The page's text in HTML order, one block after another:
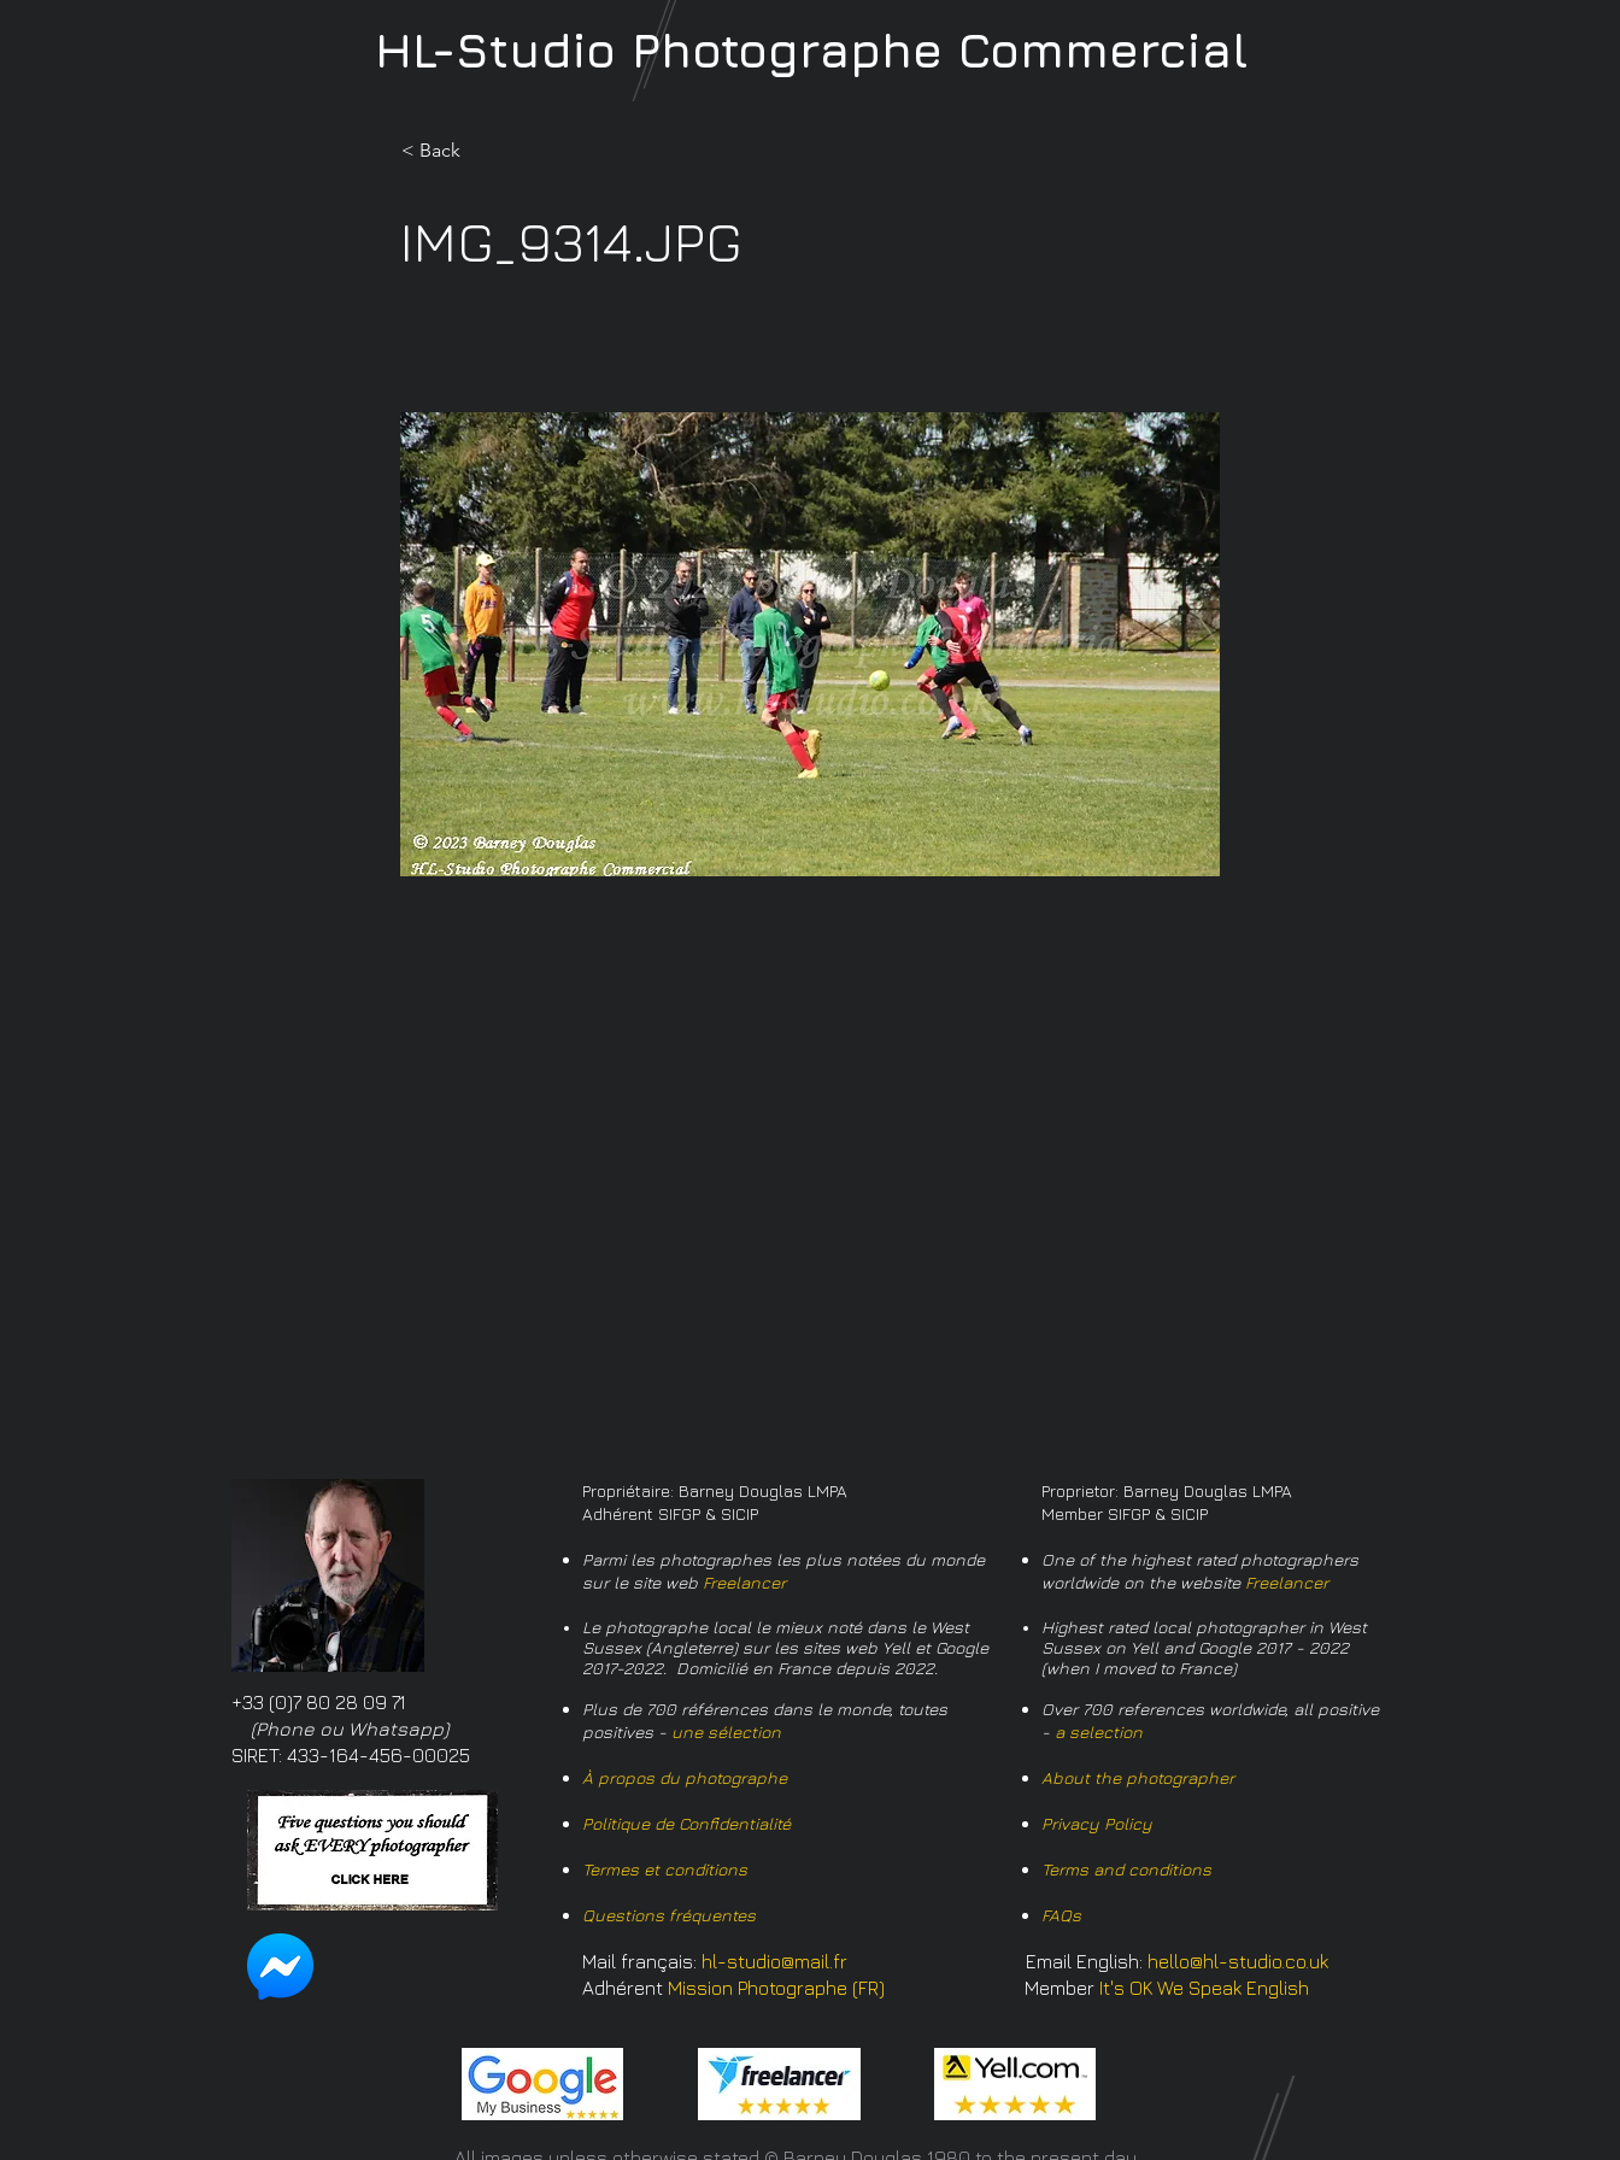
< Back
IMG_9314.JPG
HL-Studio Photographe Commercial
+33 (0)7 80 28 09 71
(Phone ou Whatsapp)
SIRET: 433-164-456-00025
Propriétaire: Barney Douglas LMPA
Adhérent SIFGP & SICIP
Parmi les photographes les plus notées du monde
sur le site web Freelancer
Le photographe local le mieux noté dans le West
Sussex (Angleterre) sur les sites web Yell et Google
2017-2022. Domicilié en France depuis 2022.
Plus de 700 références dans le monde, toutes
positives - une sélection
À propos du photographe
Politique de Confidentialité
Termes et conditions
Questions fréquentes
Proprietor: Barney Douglas LMPA
Member SIFGP & SICIP
One of the highest rated photographers
worldwide on the website Freelancer
Highest rated local photographer in West
Sussex on Yell and Google 2017 - 2022
(when I moved to France)
Over 700 references worldwide, all positive
- a selection
About the photographer
Privacy Policy
Terms and conditions
FAQs
Mail français: hl-studio@mail.fr Email English: hello@hl-studio.co.uk
Adhérent Mission Photographe (FR) Member It's OK We Speak English